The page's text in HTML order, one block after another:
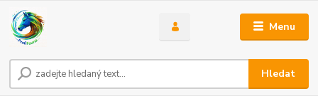
Menu
Hledat